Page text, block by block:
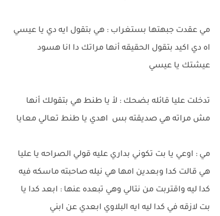
مي عقدت جبهتها بستغراب : هي بتقول ايه دي يا عيسي
اه دي اكيد بتقول الحقيقه أنها مراتك دا انا هسود
عيشتك يا عيسي
تدخلت عليا قائله بضحك : لأ يا طنط هي بتقولك أنها
مش مراته هي صديقته بس اهدي يا طنط تعالي معايا
مي : اوعي يا بت تكوني بداري عليه قولي الصراحه يا عليا
هي قالت كدا وبعدين امها هي نيله صاحبته ماسكه فيه
كدا ليه واقتربت من نتالي وهي تبعده عنها : ابعد كدا يا
بت لازقه في كدا ليه ايه البلاوي ابعدي عن ابني